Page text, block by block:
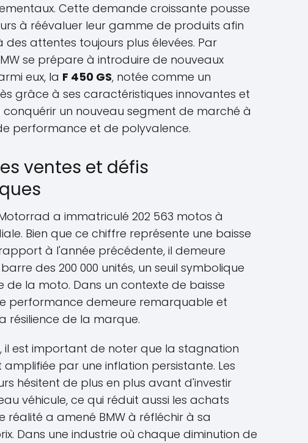
Cette demande croissante pousse
à réévaluer leur gamme de produits afin
attentes toujours plus élevées. Par
se prépare à introduire de nouveaux
eux, la F 450 GS, notée comme un
grâce à ses caractéristiques innovantes et
un nouveau segment de marché à
performance et de polyvalence.
ventes et défis
Motorrad a immatriculé 202 563 motos à
Bien que ce chiffre représente une baisse
à l'année précédente, il demeure
des 200 000 unités, un seuil symbolique
de la moto. Dans un contexte de baisse
performance demeure remarquable et
résilience de la marque.
il est important de noter que la stagnation
amplifiée par une inflation persistante. Les
hésitent de plus en plus avant d'investir
véhicule, ce qui réduit aussi les achats
réalité a amené BMW à réfléchir à sa
Dans une industrie où chaque diminution de